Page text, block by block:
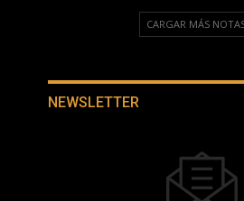
CARGAR MÁS
NEWSLETTER